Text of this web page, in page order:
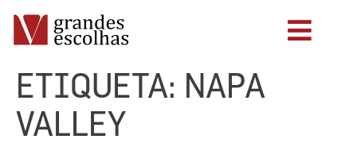
ETIQUETA: NAPA
VALLEY